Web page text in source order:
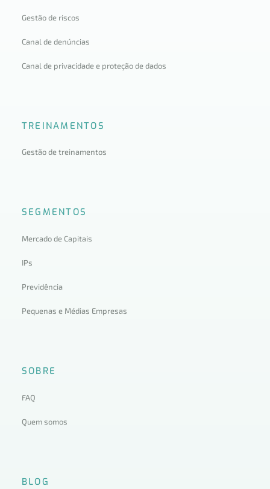
Gestão de riscos
Canal de denúncias
Canal de privacidade e proteção de dados
TREINAMENTOS
Gestão de treinamentos
SEGMENTOS
Mercado de Capitais
IPs
Previdência
Pequenas e Médias Empresas
SOBRE
FAQ
Quem somos
BLOG